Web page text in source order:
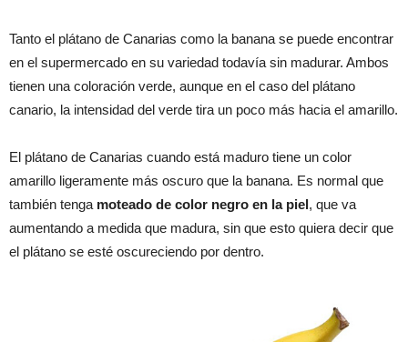
Tanto el plátano de Canarias como la banana se puede encontrar
en el supermercado en su variedad todavía sin madurar. Ambos
tienen una coloración verde, aunque en el caso del plátano
canario, la intensidad del verde tira un poco más hacia el amarillo.
El plátano de Canarias cuando está maduro tiene un color
amarillo ligeramente más oscuro que la banana. Es normal que
también tenga moteado de color negro en la piel, que va
aumentando a medida que madura, sin que esto quiera decir que
el plátano se esté oscureciendo por dentro.